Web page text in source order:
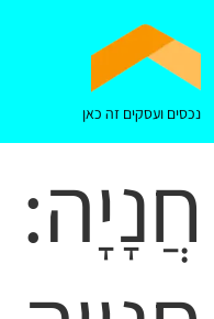
נכסים ועסקים זה כאן
חֲנָיָה: